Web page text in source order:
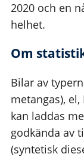
2020 och en
helhet.
Om
Bilar av
metangas),
kan laddas
godkända av
(syntetisk